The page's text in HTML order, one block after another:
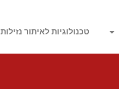
טכנולוגיות לאיתור נזילות